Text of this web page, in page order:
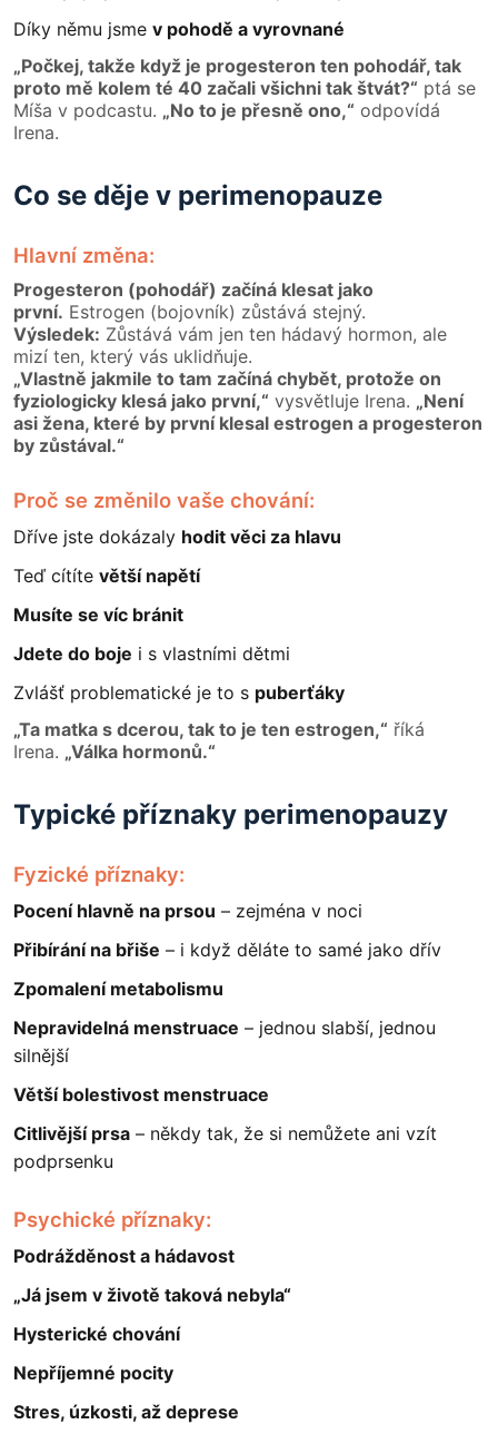
Díky němu jsme v pohodě a vyrovnané
„Počkej, takže když je progesteron ten pohodář, tak
proto mě kolem té 40 začali všichni tak štvát?“ ptá se
Míša v podcastu. „No to je přesně ono,“ odpovídá
Irena.
Co se děje v perimenopauze
Hlavní změna:
Progesteron (pohodář) začíná klesat jako
první. Estrogen (bojovník) zůstává stejný.
Výsledek: Zůstává vám jen ten hádavý hormon, ale
mizí ten, který vás uklidňuje.
„Vlastně jakmile to tam začíná chybět, protože on
fyziologicky klesá jako první,“ vysvětluje Irena. „Není
asi žena, které by první klesal estrogen a progesteron
by zůstával.“
Proč se změnilo vaše chování:
Dříve jste dokázaly hodit věci za hlavu
Teď cítíte větší napětí
Musíte se víc bránit
Jdete do boje i s vlastními dětmi
Zvlášť problematické je to s puberťáky
„Ta matka s dcerou, tak to je ten estrogen,“ říká
Irena. „Válka hormonů.“
Typické příznaky perimenopauzy
Fyzické příznaky:
Pocení hlavně na prsou – zejména v noci
Přibírání na břiše – i když děláte to samé jako dřív
Zpomalení metabolismu
Nepravidelná menstruace – jednou slabší, jednou
silnější
Větší bolestivost menstruace
Citlivější prsa – někdy tak, že si nemůžete ani vzít
podprsenku
Psychické příznaky:
Podrážděnost a hádavost
„Já jsem v životě taková nebyla“
Hysterické chování
Nepříjemné pocity
Stres, úzkosti, až deprese